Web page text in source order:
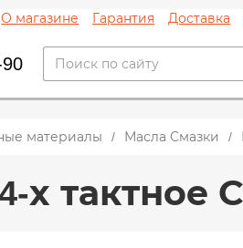
О магазине Гарантия Доставка
материалы Масла Смазки
х